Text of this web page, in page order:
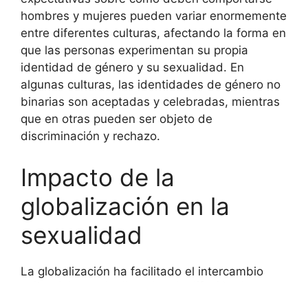
hombres y mujeres pueden variar enormemente
entre diferentes culturas, afectando la forma en
que las personas experimentan su propia
identidad de género y su sexualidad. En
algunas culturas, las identidades de género no
binarias son aceptadas y celebradas, mientras
que en otras pueden ser objeto de
discriminación y rechazo.
Impacto de la
globalización en la
sexualidad
La globalización ha facilitado el intercambio